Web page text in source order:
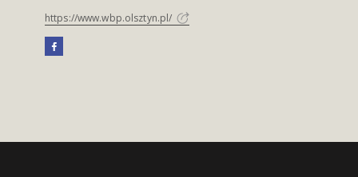
https://www.wbp.olsztyn.pl/